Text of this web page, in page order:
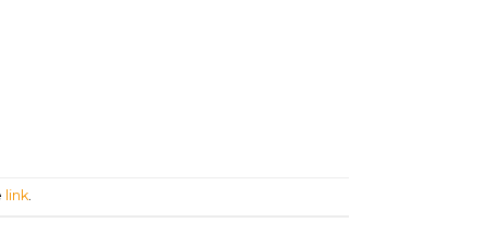
link.